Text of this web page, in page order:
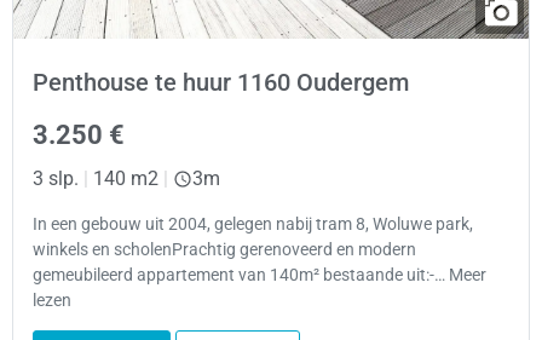
Penthouse te huur 1160 Oudergem
3.250 €
3 slp. 140 m2 3m
In een gebouw uit 2004, gelegen nabij tram 8, Woluwe park,
winkels en scholenPrachtig gerenoveerd en modern
gemeubileerd appartement van 140m² bestaande uit:-… Meer
lezen